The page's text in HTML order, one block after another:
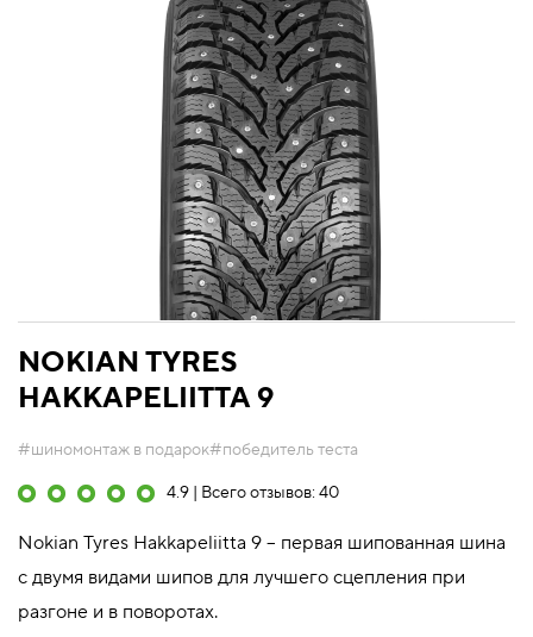
NOKIAN TYRES
HAKKAPELIITTA 9
#шиномонтаж в подарок#победитель теста
4.9 | Всего отзывов: 40
Nokian Tyres Hakkapeliitta 9 – первая шипованная шина
с двумя видами шипов для лучшего сцепления при
разгоне и в поворотах.